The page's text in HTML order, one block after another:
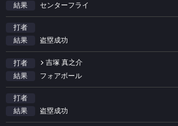
結果
センターフライ
打者
結果
盗塁成功
打者
吉塚 真之介
結果
フォアボール
打者
結果
盗塁成功